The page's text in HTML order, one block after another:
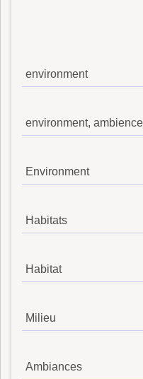
environment
environment,
Environment
Habitats
Habitat
Milieu
Ambiances